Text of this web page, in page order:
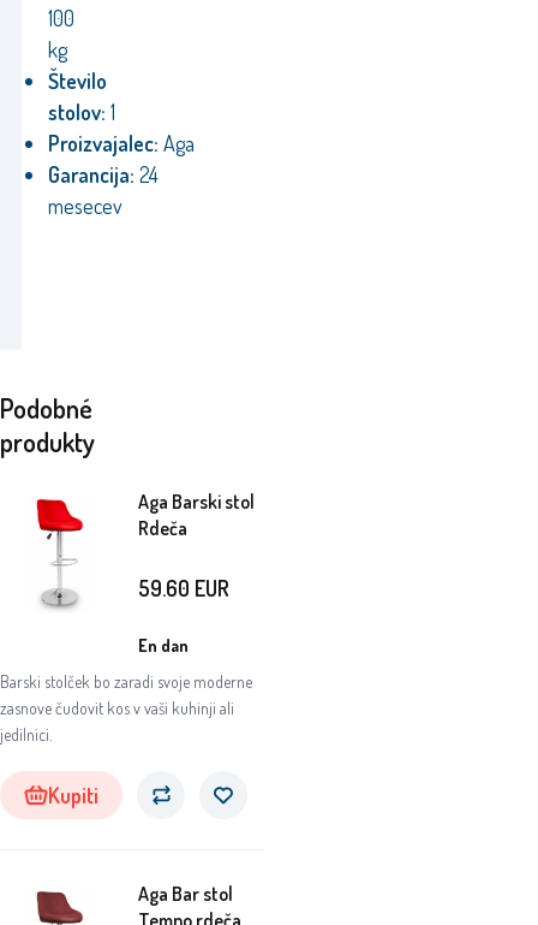
100
kg
Število
stolov: 1
Proizvajalec: Aga
Garancija: 24
mesecev
Podobné
produkty
Aga Barski stol
Rdeča
Barski stolček bo zaradi svoje moderne
zasnove čudovit kos v vaši kuhinji ali
jedilnici.
En dan
59.60 EUR
Kupiti
Aga Bar stol